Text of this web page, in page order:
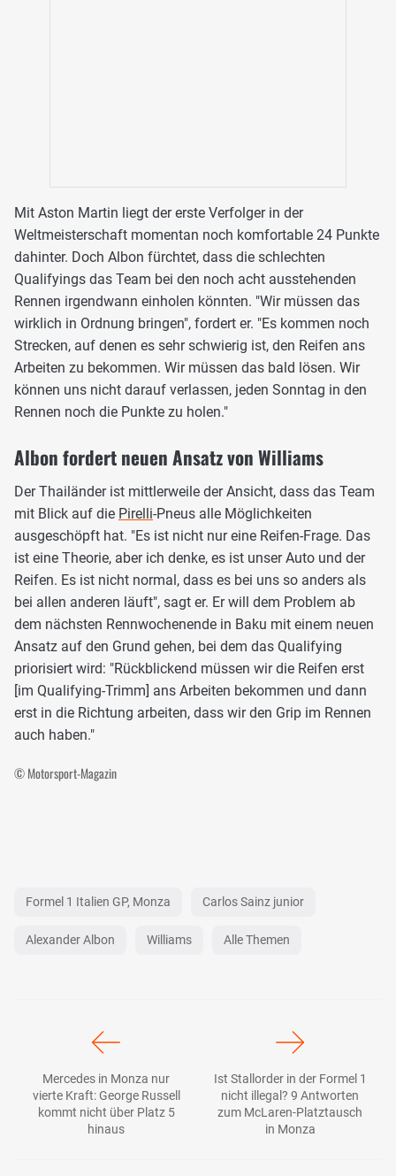
Mit Aston Martin liegt der erste Verfolger in der
Weltmeisterschaft momentan noch komfortable 24 Punkte
dahinter. Doch Albon fürchtet, dass die schlechten
Qualifyings das Team bei den noch acht ausstehenden
Rennen irgendwann einholen könnten. "Wir müssen das
wirklich in Ordnung bringen", fordert er. "Es kommen noch
Strecken, auf denen es sehr schwierig ist, den Reifen ans
Arbeiten zu bekommen. Wir müssen das bald lösen. Wir
können uns nicht darauf verlassen, jeden Sonntag in den
Rennen noch die Punkte zu holen."
Albon fordert neuen Ansatz von Williams
Der Thailänder ist mittlerweile der Ansicht, dass das Team
mit Blick auf die Pirelli-Pneus alle Möglichkeiten
ausgeschöpft hat. "Es ist nicht nur eine Reifen-Frage. Das
ist eine Theorie, aber ich denke, es ist unser Auto und der
Reifen. Es ist nicht normal, dass es bei uns so anders als
bei allen anderen läuft", sagt er. Er will dem Problem ab
dem nächsten Rennwochenende in Baku mit einem neuen
Ansatz auf den Grund gehen, bei dem das Qualifying
priorisiert wird: "Rückblickend müssen wir die Reifen erst
[im Qualifying-Trimm] ans Arbeiten bekommen und dann
erst in die Richtung arbeiten, dass wir den Grip im Rennen
auch haben."
© Motorsport-Magazin
Formel 1 Italien GP, Monza Carlos Sainz junior
Alexander Albon Williams Alle Themen
Mercedes in Monza nur
vierte Kraft: George Russell
kommt nicht über Platz 5
hinaus
Ist Stallorder in der Formel 1
nicht illegal? 9 Antworten
zum McLaren-Platztausch
in Monza